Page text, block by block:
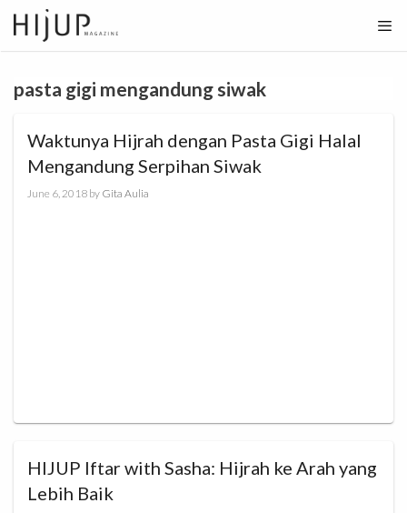
Skip
to
content
pasta gigi mengandung siwak
Waktunya Hijrah dengan Pasta Gigi Halal
Mengandung Serpihan Siwak
June 6, 2018 by Gita Aulia
HIJUP Iftar with Sasha: Hijrah ke Arah yang
Lebih Baik